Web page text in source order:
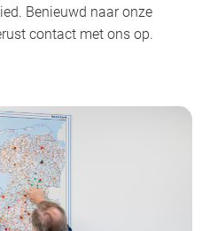
Benieuwd naar onze
contact met ons op.